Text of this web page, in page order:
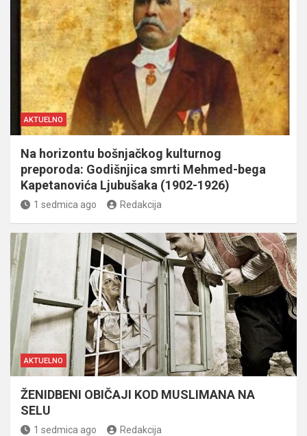
AKTUELNO
Na horizontu bošnjačkog kulturnog
preporoda: Godišnjica smrti Mehmed-bega
Kapetanovića Ljubušaka (1902-1926)
1 sedmica ago Redakcija
AKTUELNO
ŽENIDBENI OBIČAJI KOD MUSLIMANA NA
SELU
1 sedmica ago Redakcija